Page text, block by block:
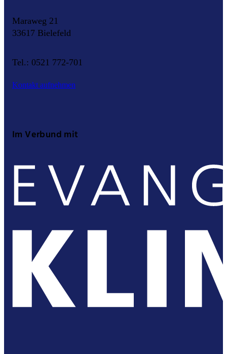
Maraweg 21
33617 Bielefeld
Tel.: 0521 772-701
Kontakt aufnehmen
Im Verbund mit